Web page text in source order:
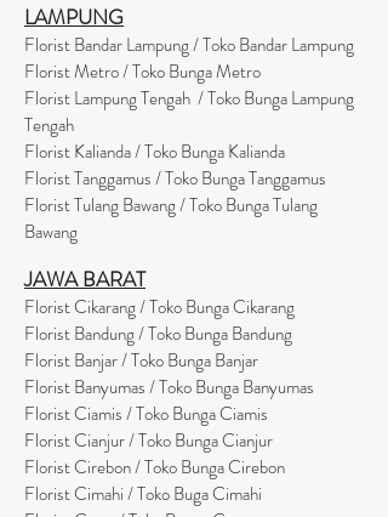
LAMPUNG
Florist Bandar Lampung / Toko Bandar Lampung
Florist Metro / Toko Bunga Metro
Florist Lampung Tengah / Toko Bunga Lampung
Tengah
Florist Kalianda / Toko Bunga Kalianda
Florist Tanggamus / Toko Bunga Tanggamus
Florist Tulang Bawang / Toko Bunga Tulang
Bawang
JAWA BARAT
Florist Cikarang/ Toko Bunga Cikarang
Florist Bandung / Toko Bunga Bandung
Florist Banjar / Toko Bunga Banjar
Florist Banyumas / Toko Bunga Banyumas
Florist Ciamis / Toko Bunga Ciamis
Florist Cianjur / Toko Bunga Cianjur
Florist Cirebon / Toko Bunga Cirebon
Florist Cimahi / Toko Buga Cimahi